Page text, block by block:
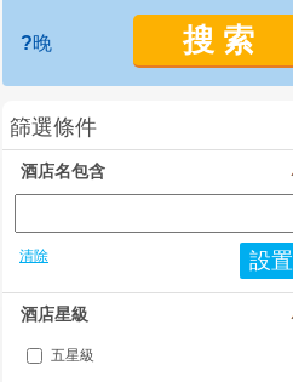
?晚 搜 索
篩選條件
酒店名包含
清除 設置
酒店星級
五星級